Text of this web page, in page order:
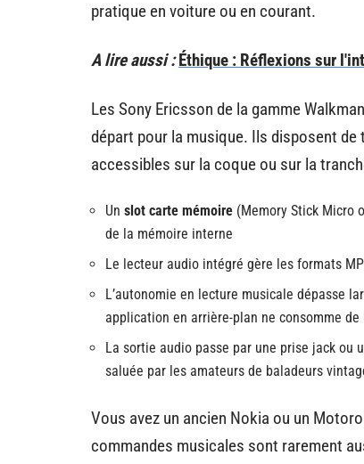
pratique en voiture ou en courant.
A lire aussi : Éthique : Réflexions sur
Les Sony Ericsson de la gamme
départ pour la musique. Ils disposent
accessibles sur la coque ou sur la
Un slot carte mémoire (Memory Stick Micro
de la mémoire interne
Le lecteur audio intégré gère les formats
L’autonomie en lecture musicale dépasse
application en arrière-plan ne consomme
La sortie audio passe par une prise jack ou
saluée par les amateurs de baladeurs
Vous avez un ancien Nokia ou un
commandes musicales sont rarement